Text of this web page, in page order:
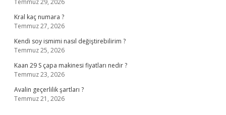
Temmuz 29, 2026
Kral kaç numara ?
Temmuz 27, 2026
Kendi soy ismimi nasıl değiştirebilirim ?
Temmuz 25, 2026
Kaan 29 S çapa makinesi fiyatları nedir ?
Temmuz 23, 2026
Avalin geçerlilik şartları ?
Temmuz 21, 2026